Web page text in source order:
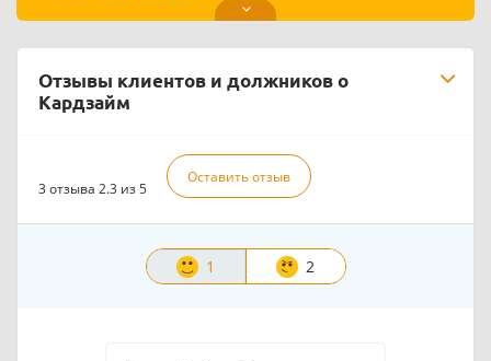
Отзывы клиентов и должников о
Кардзайм
3 отзыва 2.3 из 5
Оставить отзыв
1 2